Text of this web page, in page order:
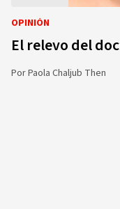
OPINIÓN
El relevo del
PorPaola Chaljub Then